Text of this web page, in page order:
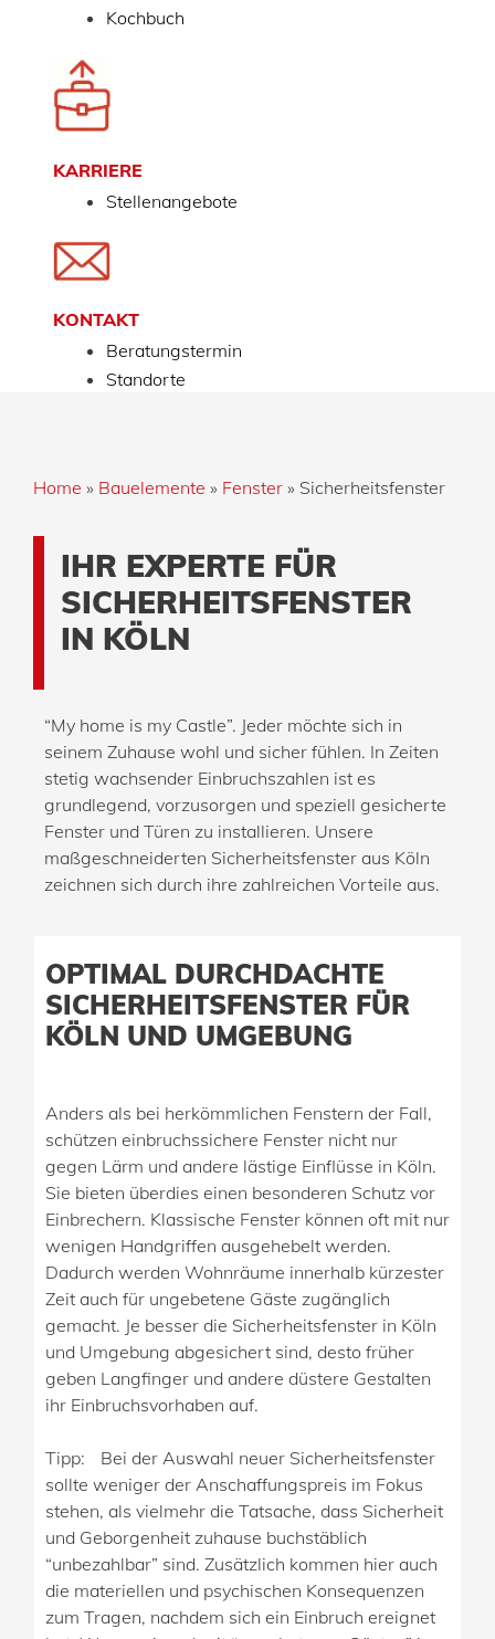
Kochbuch
KARRIERE
Stellenangebote
KONTAKT
Beratungstermin
Standorte
Home » Bauelemente » Fenster » Sicherheitsfenster
IHR EXPERTE FÜR
SICHERHEITSFENSTER
IN KÖLN
“My home is my Castle”. Jeder möchte sich in
seinem Zuhause wohl und sicher fühlen. In Zeiten
stetig wachsender Einbruchszahlen ist es
grundlegend, vorzusorgen und speziell gesicherte
Fenster und Türen zu installieren. Unsere
maßgeschneiderten Sicherheitsfenster aus Köln
zeichnen sich durch ihre zahlreichen Vorteile aus.
OPTIMAL DURCHDACHTE
SICHERHEITSFENSTER FÜR
KÖLN UND UMGEBUNG
Anders als bei herkömmlichen Fenstern der Fall,
schützen einbruchssichere Fenster nicht nur
gegen Lärm und andere lästige Einflüsse in Köln.
Sie bieten überdies einen besonderen Schutz vor
Einbrechern. Klassische Fenster können oft mit nur
wenigen Handgriffen ausgehebelt werden.
Dadurch werden Wohnräume innerhalb kürzester
Zeit auch für ungebetene Gäste zugänglich
gemacht. Je besser die Sicherheitsfenster in Köln
und Umgebung abgesichert sind, desto früher
geben Langfinger und andere düstere Gestalten
ihr Einbruchsvorhaben auf.
Tipp: Bei der Auswahl neuer Sicherheitsfenster
sollte weniger der Anschaffungspreis im Fokus
stehen, als vielmehr die Tatsache, dass Sicherheit
und Geborgenheit zuhause buchstäblich
“unbezahlbar” sind. Zusätzlich kommen hier auch
die materiellen und psychischen Konsequenzen
zum Tragen, nachdem sich ein Einbruch ereignet